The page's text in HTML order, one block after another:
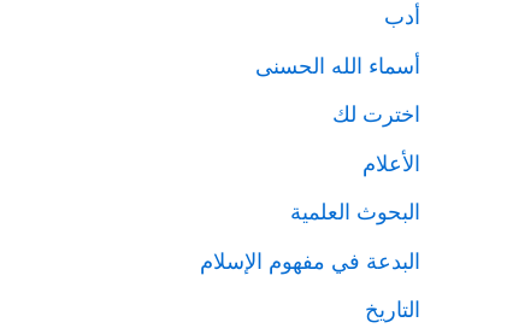
أدب
أسماء الله الحسنى
اخترت لك
الأعلام
البحوث العلمية
البدعة في مفهوم الإسلام
التاريخ